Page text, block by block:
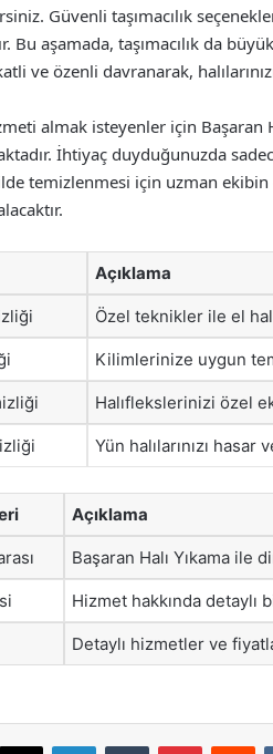
Güvenli taşımacılık
Bu aşamada, taşımacılık da
ve özenli davranarak,
almak isteyenler için
İhtiyaç duyduğunuzda
temizlenmesi için uzman
Açıklama
Özel teknikler ile el
Kilimlerinize uygun
Halıflekslerinizi özel
Yün halılarınızı hasar
Açıklama
Başaran Halı Yıkama
Hizmet hakkında detaylı
Detaylı hizmetler ve
X LinkedInTumblr Pinterest